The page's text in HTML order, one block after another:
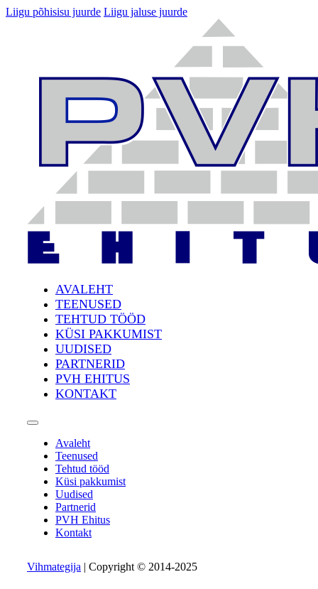
Liigu põhisisu juurde Liigu jaluse juurde
AVALEHT
TEENUSED
TEHTUD TÖÖD
KÜSI PAKKUMIST
UUDISED
PARTNERID
PVH EHITUS
KONTAKT
Avaleht
Teenused
Tehtud tööd
Küsi pakkumist
Uudised
Partnerid
PVH Ehitus
Kontakt
Vihmategija | Copyright © 2014-2025